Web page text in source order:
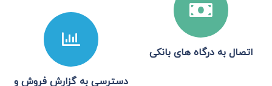
اتصال به درگاه های بانکی
دسترسی به گزارش فروش و